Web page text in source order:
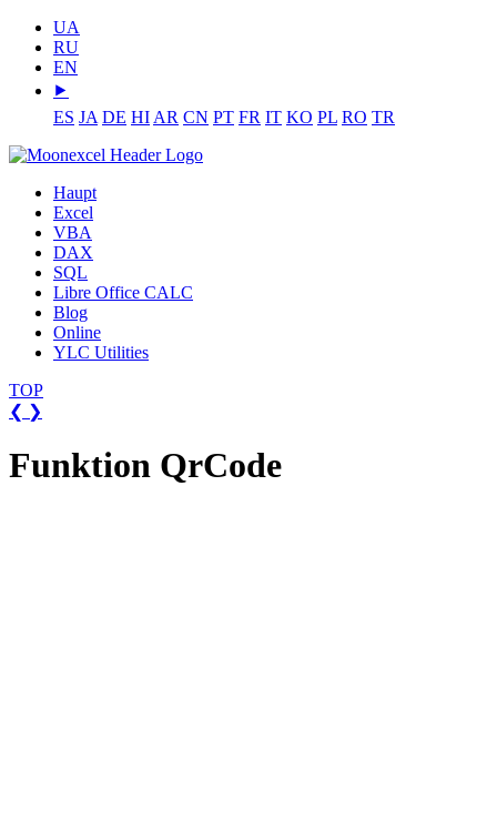
UA
RU
EN
⯈
ES JA DE HI AR CN PT FR IT KO PL RO TR
Haupt
Excel
VBA
DAX
SQL
Libre Office CALC
Blog
Online
YLC Utilities
TOP
❮ ❯
Funktion QrCode